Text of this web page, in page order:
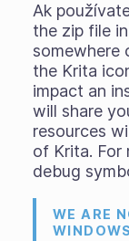
Ak
the zip file
somewhere
the Krita
impact an
will share
resources
of Krita. For
debug
WE ARE